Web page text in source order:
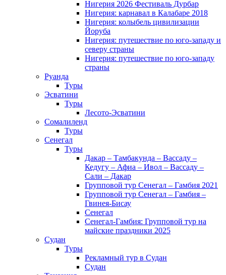
Нигерия 2026 Фестиваль Дурбар
Нигерия: карнавал в Калабаре 2018
Нигерия: колыбель цивилизации
Йоруба
Нигерия: путешествие по юго-западу и
северу страны
Нигерия: путешествие по юго-западу
страны
Руанда
Туры
Эсватини
Туры
Лесото-Эсватини
Сомалиленд
Туры
Сенегал
Туры
Дакар – Тамбакунда – Вассаду –
Кедугу – Афиа – Ивол – Вассаду –
Сали – Дакар
Групповой тур Сенегал – Гамбия 2021
Групповой тур Сенегал – Гамбия –
Гвинея-Бисау
Сенегал
Сенегал-Гамбия: Групповой тур на
майские праздники 2025
Судан
Туры
Рекламный тур в Cудан
Cудан